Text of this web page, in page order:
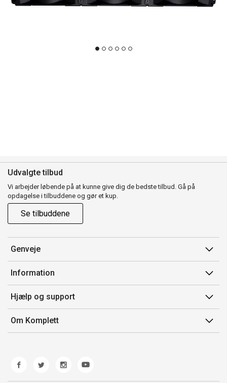
Udvalgte tilbud
Vi arbejder løbende på at kunne give dig de bedste tilbud. Gå på
opdagelse i tilbuddene og gør et kup.
Se tilbuddene
Genveje
Min side
Ordrehistorik
Gavekort
Information
Salgsbetingelser
Mærker/producent
Fortrydelsesret
Hjælp og support
Kontakt os
Kundeservice
Fejl/Mangler
Fragt og levering
Om Komplett